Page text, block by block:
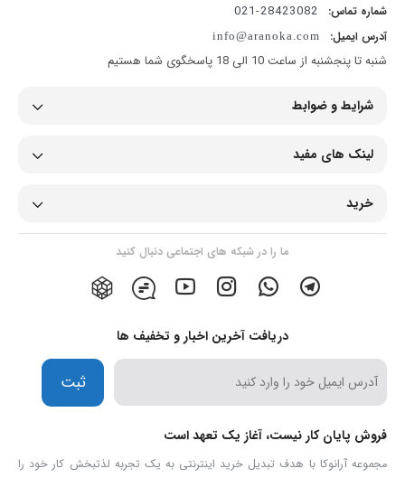
شماره تماس: 28423082-021
آدرس ایمیل: info@aranoka.com
شنبه تا پنجشنبه از ساعت 10 الی 18 پاسخگوی شما هستیم
شرایط و ضوابط
لینک های مفید
خرید
ما را در شبکه های اجتماعی دنبال کنید
دریافت آخرین اخبار و تخفیف ها
ثبت
فروش پایان کار نیست، آغاز یک تعهد است
مجموعه آرانوکا با هدف تبدیل خرید اینترنتی به یک تجربه لذتبخش کار خود را